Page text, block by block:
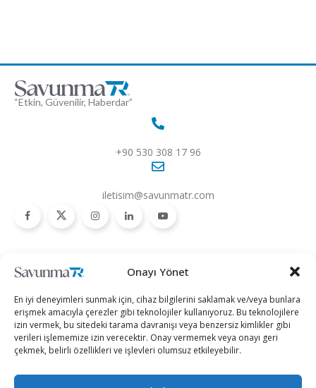
Onayı Yönet
En iyi deneyimleri sunmak için, cihaz bilgilerini saklamak ve/veya bunlara
erişmek amacıyla çerezler gibi teknolojiler kullanıyoruz. Bu teknolojilere
izin vermek, bu sitedeki tarama davranışı veya benzersiz kimlikler gibi
verileri işlememize izin verecektir. Onay vermemek veya onayı geri
çekmek, belirli özellikleri ve işlevleri olumsuz etkileyebilir.
“Etkin, Güvenilir, Haberdar”
+90 530 308 17 96
iletisim@savunmatr.com
Savunma Sanayii
Hava Platformları
Kara Platformları
Deniz Platformları
İnsansız Sistemler
Kategoriler
Siber Güvenlik
Teknoloji
Röportajlar
Politika
SavunmaTR
Hakkımızda
Kariyer
Gizlilik Politikası
Künye